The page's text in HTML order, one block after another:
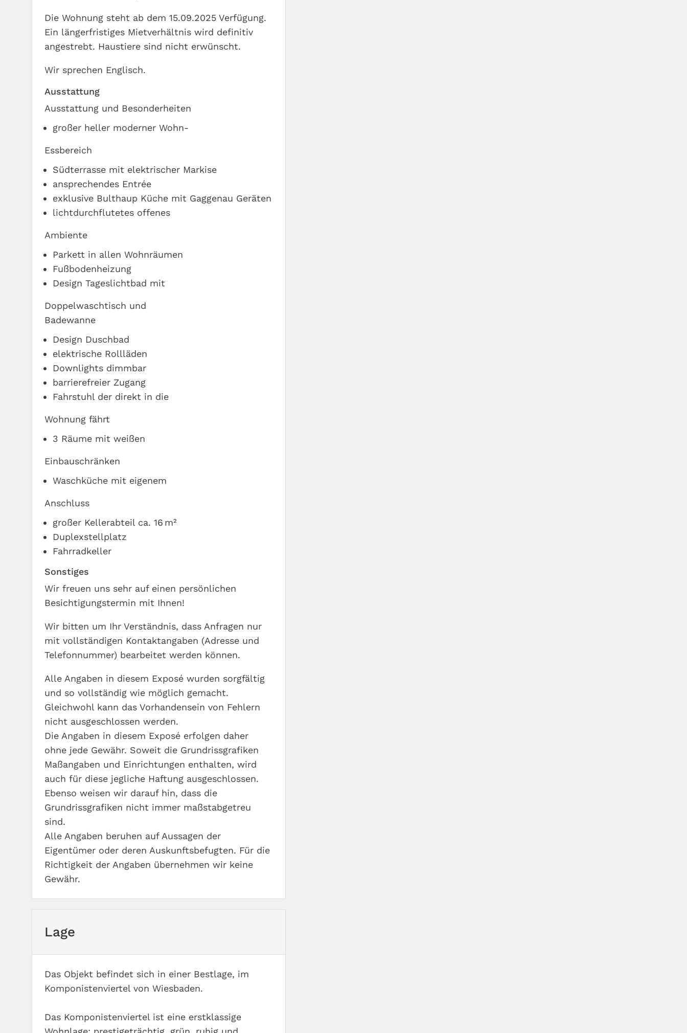
Die Wohnung steht ab dem 15.09.2025 Verfügung.
Ein längerfristiges Mietverhältnis wird definitiv
angestrebt. Haustiere sind nicht erwünscht.
Wir sprechen Englisch.
Ausstattung
Ausstattung und Besonderheiten
großer heller moderner Wohn-
Essbereich
Südterrasse mit elektrischer Markise
ansprechendes Entrée
exklusive Bulthaup Küche mit Gaggenau Geräten
lichtdurchflutetes offenes
Ambiente
Parkett in allen Wohnräumen
Fußbodenheizung
Design Tageslichtbad mit
Doppelwaschtisch und
Badewanne
Design Duschbad
elektrische Rollläden
Downlights dimmbar
barrierefreier Zugang
Fahrstuhl der direkt in die
Wohnung fährt
3 Räume mit weißen
Einbauschränken
Waschküche mit eigenem
Anschluss
großer Kellerabteil ca. 16 m²
Duplexstellplatz
Fahrradkeller
Sonstiges
Wir freuen uns sehr auf einen persönlichen
Besichtigungstermin mit Ihnen!
Wir bitten um Ihr Verständnis, dass Anfragen nur
mit vollständigen Kontaktangaben (Adresse und
Telefonnummer) bearbeitet werden können.
Alle Angaben in diesem Exposé wurden sorgfältig
und so vollständig wie möglich gemacht.
Gleichwohl kann das Vorhandensein von Fehlern
nicht ausgeschlossen werden.
Die Angaben in diesem Exposé erfolgen daher
ohne jede Gewähr. Soweit die Grundrissgrafiken
Maßangaben und Einrichtungen enthalten, wird
auch für diese jegliche Haftung ausgeschlossen.
Ebenso weisen wir darauf hin, dass die
Grundrissgrafiken nicht immer maßstabgetreu
sind.
Alle Angaben beruhen auf Aussagen der
Eigentümer oder deren Auskunftsbefugten. Für die
Richtigkeit der Angaben übernehmen wir keine
Gewähr.
Lage
Das Objekt befindet sich in einer Bestlage, im
Komponistenviertel von Wiesbaden.
Das Komponistenviertel ist eine erstklassige